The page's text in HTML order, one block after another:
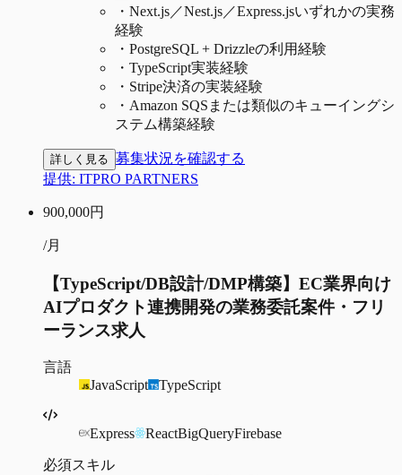
・ Next.js／Nest.js／Express.jsいずれかの実務
経験
・ PostgreSQL + Drizzleの利用経験
・ TypeScript実装経験
・ Stripe決済の実装経験
・ Amazon SQSまたは類似のキューイングシ
ステム構築経験
詳しく見る 募集状況を確認する
提供: ITPRO PARTNERS
900,000円
/月
【TypeScript/DB設計/DMP構築】EC業界向け
AIプロダクト連携開発の業務委託案件・フリ
ーランス求人
言語
JavaScript
TypeScript
Express ReactBigQueryFirebase
必須スキル